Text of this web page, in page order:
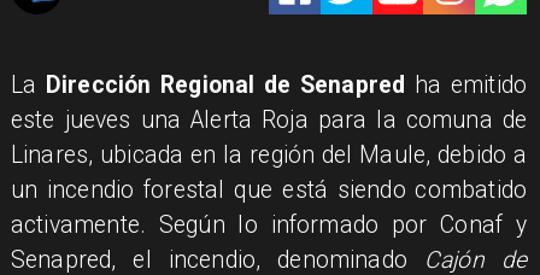
La Dirección Regional de Senapred
ha emitido
este jueves una Alerta Roja para la comuna de
Linares, ubicada en la región del Maule, debido a
un incendio forestal que está siendo combatido
activamente. Según lo informado por Conaf y
Senapred, el incendio, denominado Cajón de